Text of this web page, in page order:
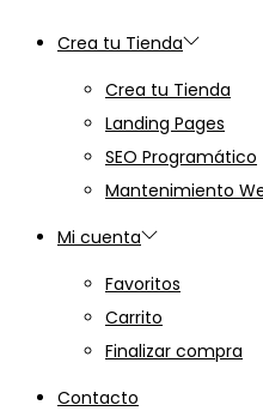
Crea tu Tienda
Crea tu Tienda
Landing Pages
SEO Programático
Mantenimiento
Mi cuenta
Favoritos
Carrito
Finalizar compra
Contacto